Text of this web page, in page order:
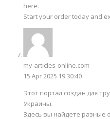
here.
Start your order today and
my-articles-online.com
15 Apr 2025 19:30:40
Этот портал создан для
Украины.
Здесь вы найдете разные